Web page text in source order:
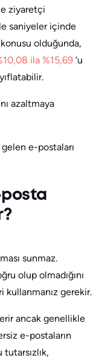
ziyaretçi
saniyeler içinde
olduğunda,
ila %15,69 ‘u
azaltmaya
e-postaları
sunmaz.
olup olmadığını
gerekir.
ancak genellikle
e-postaların